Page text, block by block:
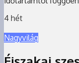
4 hét
Nagyvilág